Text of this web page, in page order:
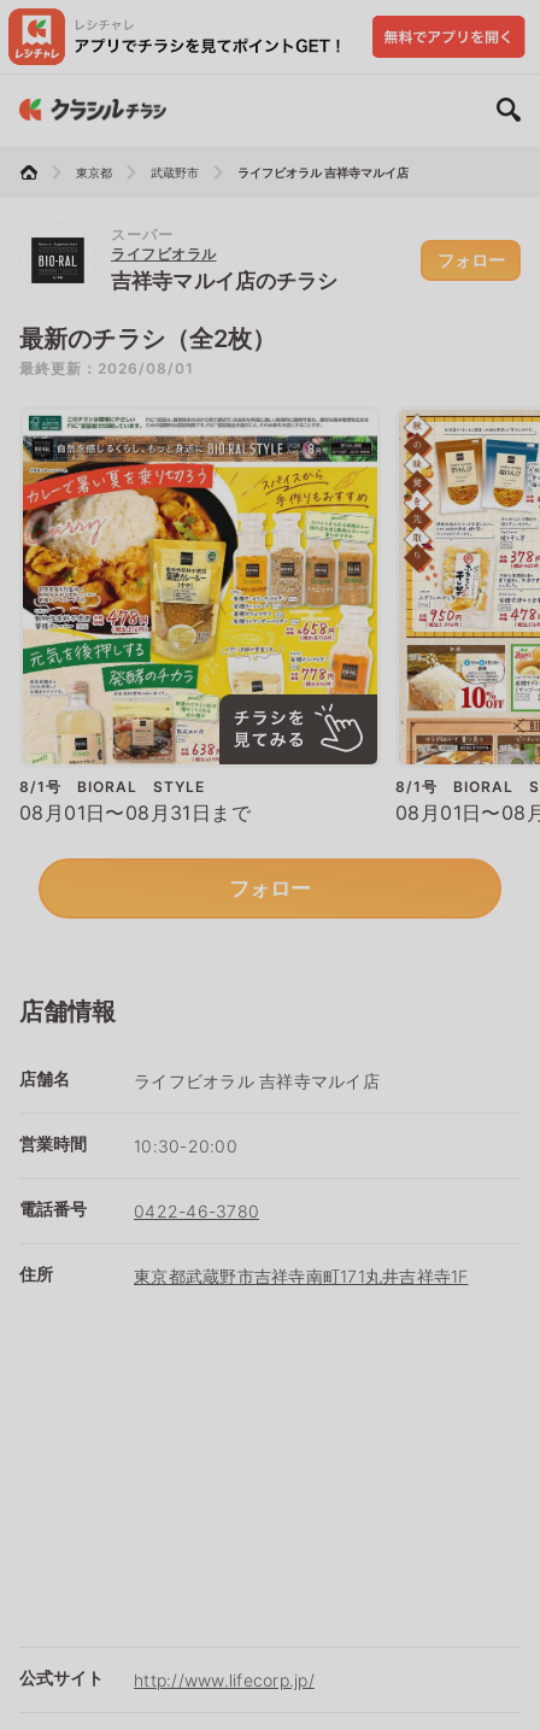
東京都 武蔵野市 ライフビオラル 吉祥寺マルイ店
スーパー
ライフビオラル
吉祥寺マルイ店のチラシ
フォロー
最新のチラシ（全2枚）
最終更新：2026/08/01
8/1号 BIORAL STYLE
08月01日〜08月31日まで
8/1号 BIORAL
08月01日〜08
フォロー
店舗情報
店舗名 ライフビオラル 吉祥寺マルイ店
営業時間 10:30-20:00
電話番号 0422-46-3780
住所 東京都武蔵野市吉祥寺南町171丸井吉祥寺1F
公式サイト http://www.lifecorp.jp/